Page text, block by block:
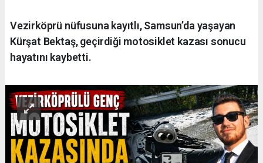
Vezirköprü nüfusuna kayıtlı, Samsun’da yaşayan
Kürşat Bektaş, geçirdiği motosiklet kazası sonucu
hayatını kaybetti.